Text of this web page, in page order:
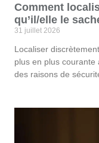
Comment
qu’il/elle le
31 juillet 2026
Localiser
plus en plus courante
des raisons de